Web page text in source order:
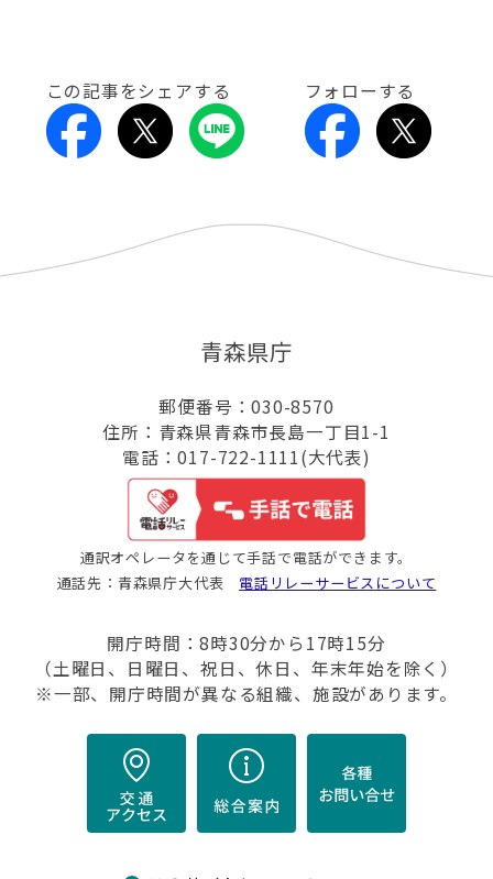
この記事をシェアする フォローする
青森県庁
郵便番号：030-8570
住所：青森県青森市長島一丁目1-1
電話：017-722-1111(大代表)
通訳オペレータを通じて手話で電話ができます。
通話先：青森県庁大代表 電話リレーサービスについて
開庁時間：8時30分から17時15分
（土曜日、日曜日、祝日、休日、年末年始を除く）
※一部、開庁時間が異なる組織、施設があります。